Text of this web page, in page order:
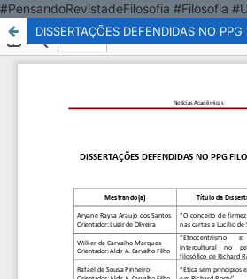
#PensandoRevistadeFilosofia #Filosofia
DISSERTAÇÕES DEFENDIDAS NO